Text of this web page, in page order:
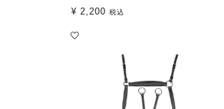
¥ 2,200 税込